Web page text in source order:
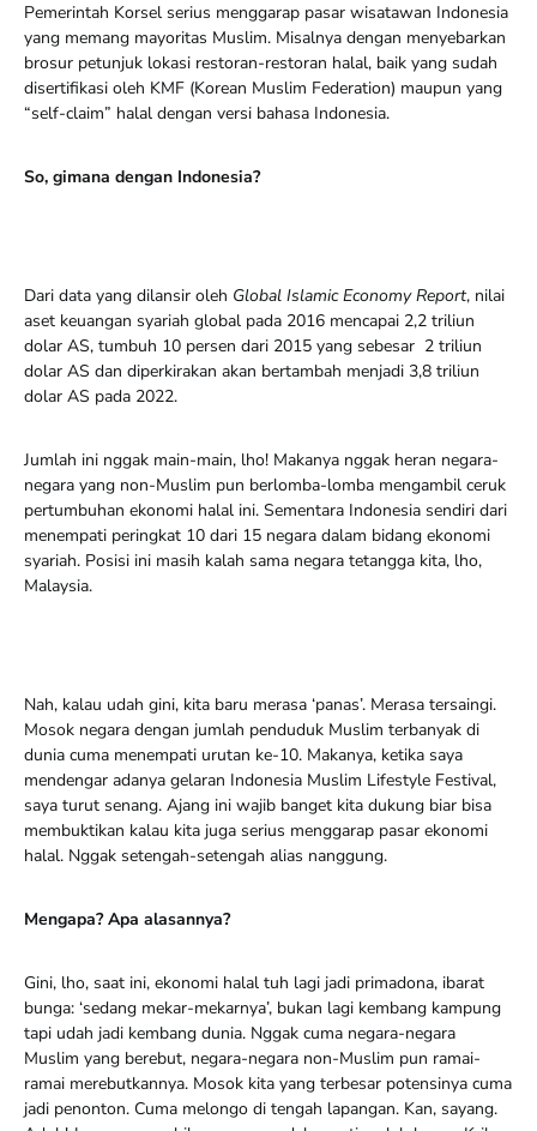
Pemerintah Korsel serius menggarap pasar wisatawan Indonesia
yang memang mayoritas Muslim. Misalnya dengan menyebarkan
brosur petunjuk lokasi restoran-restoran halal, baik yang sudah
disertifikasi oleh KMF (Korean Muslim Federation) maupun yang
“self-claim” halal dengan versi bahasa Indonesia.
So, gimana dengan Indonesia?
Dari data yang dilansir oleh Global Islamic Economy Report, nilai
aset keuangan syariah global pada 2016 mencapai 2,2 triliun
dolar AS, tumbuh 10 persen dari 2015 yang sebesar 2 triliun
dolar AS dan diperkirakan akan bertambah menjadi 3,8 triliun
dolar AS pada 2022.
Jumlah ini nggak main-main, lho! Makanya nggak heran negara-
negara yang non-Muslim pun berlomba-lomba mengambil ceruk
pertumbuhan ekonomi halal ini. Sementara Indonesia sendiri dari
menempati peringkat 10 dari 15 negara dalam bidang ekonomi
syariah. Posisi ini masih kalah sama negara tetangga kita, lho,
Malaysia.
Nah, kalau udah gini, kita baru merasa ‘panas’. Merasa tersaingi.
Mosok negara dengan jumlah penduduk Muslim terbanyak di
dunia cuma menempati urutan ke-10. Makanya, ketika saya
mendengar adanya gelaran Indonesia Muslim Lifestyle Festival,
saya turut senang. Ajang ini wajib banget kita dukung biar bisa
membuktikan kalau kita juga serius menggarap pasar ekonomi
halal. Nggak setengah-setengah alias nanggung.
Mengapa? Apa alasannya?
Gini, lho, saat ini, ekonomi halal tuh lagi jadi primadona, ibarat
bunga: ‘sedang mekar-mekarnya’, bukan lagi kembang kampung
tapi udah jadi kembang dunia. Nggak cuma negara-negara
Muslim yang berebut, negara-negara non-Muslim pun ramai-
ramai merebutkannya. Mosok kita yang terbesar potensinya cuma
jadi penonton. Cuma melongo di tengah lapangan. Kan, sayang.